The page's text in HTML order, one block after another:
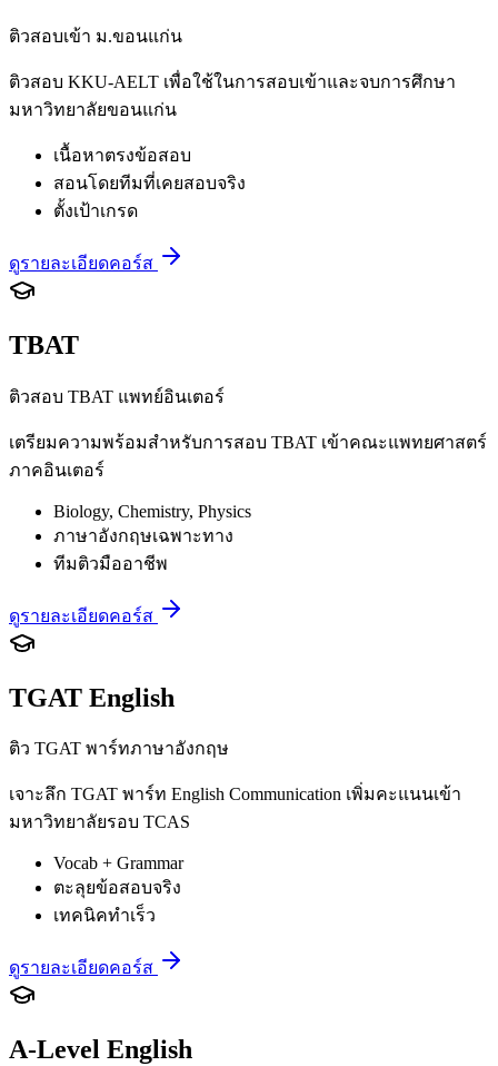
ติวสอบเข้า ม.ขอนแก่น
ติวสอบ KKU-AELT เพื่อใช้ในการสอบเข้าและจบการศึกษา
มหาวิทยาลัยขอนแก่น
เนื้อหาตรงข้อสอบ
สอนโดยทีมที่เคยสอบจริง
ตั้งเป้าเกรด
ดูรายละเอียดคอร์ส
TBAT
ติวสอบ TBAT แพทย์อินเตอร์
เตรียมความพร้อมสำหรับการสอบ TBAT เข้าคณะแพทยศาสตร์
ภาคอินเตอร์
Biology, Chemistry, Physics
ภาษาอังกฤษเฉพาะทาง
ทีมติวมืออาชีพ
ดูรายละเอียดคอร์ส
TGAT English
ติว TGAT พาร์ทภาษาอังกฤษ
เจาะลึก TGAT พาร์ท English Communication เพิ่มคะแนนเข้า
มหาวิทยาลัยรอบ TCAS
Vocab + Grammar
ตะลุยข้อสอบจริง
เทคนิคทำเร็ว
ดูรายละเอียดคอร์ส
A-Level English